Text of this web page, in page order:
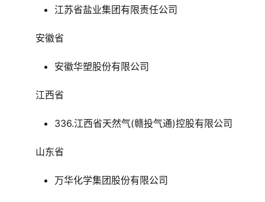
江苏省盐业集团有限责任公司
安徽省
安徽华塑股份有限公司
江西省
336.江西省天然气(赣投气通)控股有限公司
山东省
万华化学集团股份有限公司